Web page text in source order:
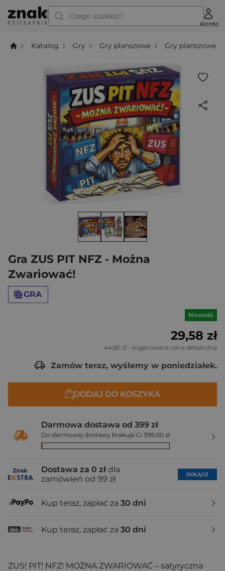
Czego szukasz?
Konto
Katalog Gry Gry planszowe Gry planszowe
Gra ZUS PIT NFZ - Można
Zwariować!
GRA
Nowość
29,58 zł
44,90 zł - sugerowana cena detaliczna
Zamów teraz, wyślemy w poniedziałek.
DODAJ DO KOSZYKA
Darmowa dostawa od 399 zł
Do darmowej dostawy brakuje Ci 399,00 zł
Dostawa za 0 zł dla
zamówień od 99 zł
DOŁĄCZ
Kup teraz, zapłać za 30 dni
Kup teraz, zapłać za 30 dni
ZUS! PIT! NFZ! MOŻNA ZWARIOWAĆ – satyryczna